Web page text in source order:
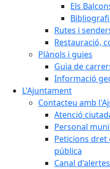
Els
Rutes i
Restauració,
Plànols i guies
Guia de
Informació
L'Ajuntament
Contacteu amb
Atenció
Personal
Peticions dret
pública
Canal